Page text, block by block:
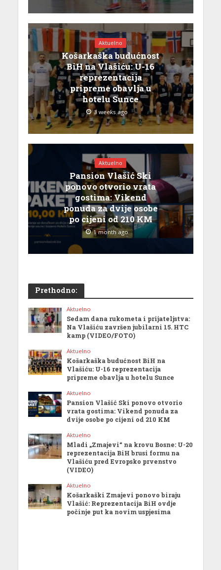
Aktuelno
Košarkaška budućnost
BiH na Vlašiću: U-16
reprezentacija
pripreme obavlja u
hotelu Sunce
3 weeks ago
Aktuelno
Pansion Vlašić Ski
ponovo otvorio vrata
gostima: Vikend
ponuda za dvije osobe
po cijeni od 210 KM
1 month ago
Prethodno:
Aktuelno
Sedam dana rukometa i prijateljstva:
Na Vlašiću završen jubilarni 15. HTC
kamp (VIDEO/FOTO)
Aktuelno
Košarkaška budućnost BiH na
Vlašiću: U-16 reprezentacija
pripreme obavlja u hotelu Sunce
Aktuelno
Pansion Vlašić Ski ponovo otvorio
vrata gostima: Vikend ponuda za
dvije osobe po cijeni od 210 KM
Aktuelno
Mladi „Zmajevi“ na krovu Bosne: U-20
reprezentacija BiH brusi formu na
Vlašiću pred Evropsko prvenstvo
(VIDEO)
Aktuelno
Košarkaški Zmajevi ponovo biraju
Vlašić: Reprezentacija BiH ovdje
počinje put ka novim uspjesima